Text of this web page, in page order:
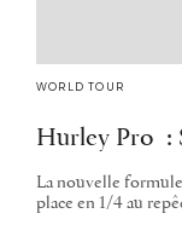
WORLD TOUR
Hurley Pro :
La nouvelle
place en 1/4 au